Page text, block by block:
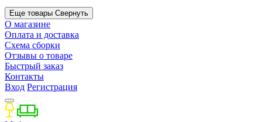
Еще товары Свернуть
О магазине
Оплата и доставка
Схема сборки
Отзывы о товаре
Быстрый заказ
Контакты
Вход Регистрация